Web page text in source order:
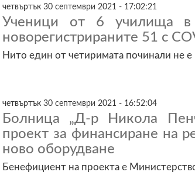
четвъртък 30 септември 2021 - 17:02:21
Ученици от 6 училища в
новорегистрираните 51 с
Нито един от четиримата починали не е
четвъртък 30 септември 2021 - 16:52:04
Болница „Д-р Никола
проект за финансиране на
ново оборудване
Бенефициент на проекта е